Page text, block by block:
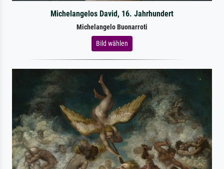
Michelangelos David, 16. Jahrhundert
Michelangelo Buonarroti
Bild wählen